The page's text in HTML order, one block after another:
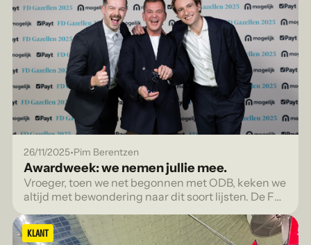
26/11/2025•Pim Berentzen
Awardweek: we nemen jullie mee.
Vroeger, toen we net begonnen met ODB, keken we
altijd met bewondering naar dit soort lijsten. De FD
gezien werden.
KLANT